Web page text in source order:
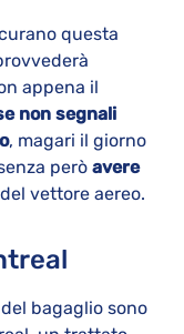
questa
appena il
non segnali
, magari il giorno
però avere
vettore aereo.
bagaglio sono